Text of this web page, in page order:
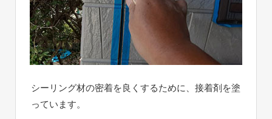
シーリング材の密着を良くするために、接着剤を塗
っています。